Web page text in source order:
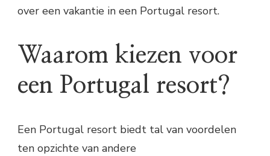
over een vakantie in een Portugal resort.
Waarom kiezen voor
een Portugal resort?
Een Portugal resort biedt tal van voordelen
ten opzichte van andere